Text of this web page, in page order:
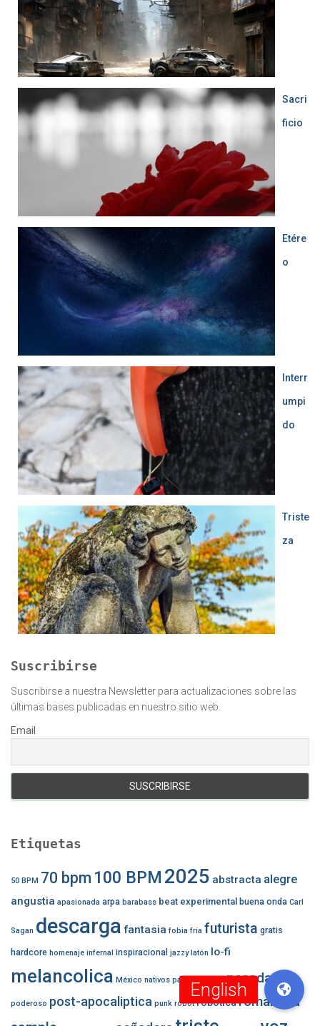
Sacri
ficio
Etére
o
Interr
umpi
do
Triste
za
Suscribirse
Suscribirse a nuestra Newsletter para actualizaciones sobre las
últimas bases publicadas en nuestro sitio web.
Email
Etiquetas
50 BPM 70 bpm 100 BPM 2025 abstracta alegre
angustia apasionada arpa barabass beat experimental buena onda Carl
Sagan descarga fantasia fobia fria futurista gratis
hardcore homenaje infernal inspiracional jazzy latón lo-fi
melancolica México nativos panico pesada
poderoso post-apocaliptica punk robot roboticaromantica